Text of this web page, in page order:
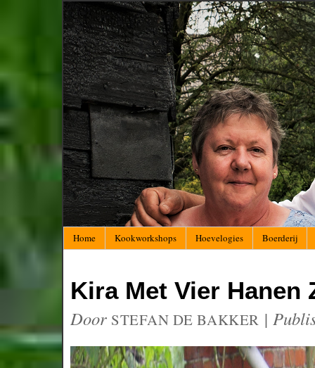
Home Kookworkshops Hoevelogies Boerderij
Kira Met Vier Hanen
Door STEFAN DE BAKKER |